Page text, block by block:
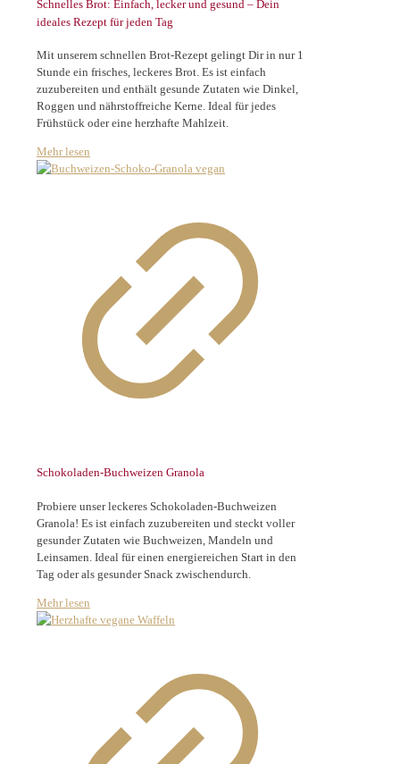
Schnelles Brot: Einfach, lecker und gesund – Dein
ideales Rezept für jeden Tag
Mit unserem schnellen Brot-Rezept gelingt Dir in nur 1
Stunde ein frisches, leckeres Brot. Es ist einfach
zuzubereiten und enthält gesunde Zutaten wie Dinkel,
Roggen und nährstoffreiche Kerne. Ideal für jedes
Frühstück oder eine herzhafte Mahlzeit.
Mehr lesen
Schokoladen-Buchweizen Granola
Probiere unser leckeres Schokoladen-Buchweizen
Granola! Es ist einfach zuzubereiten und steckt voller
gesunder Zutaten wie Buchweizen, Mandeln und
Leinsamen. Ideal für einen energiereichen Start in den
Tag oder als gesunder Snack zwischendurch.
Mehr lesen